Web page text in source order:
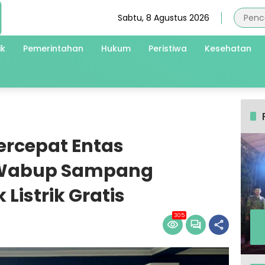
Sabtu, 8 Agustus 2026
Pemerintahan Hukum Peristiwa Kesehatan
Entas
Sampang
Listrik Gratis
305